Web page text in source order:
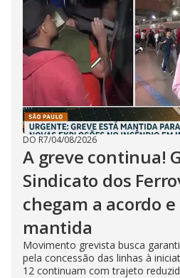
DO R7/04/08/2026
A greve continua!
Sindicato dos
chegam a acordo
mantida
Movimento grevista busca
pela concessão das linhas à
12 continuam com trajeto